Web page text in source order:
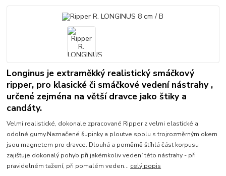
Longinus je extraměkký realistický smáčkový
ripper, pro klasické či smáčkové vedení nástrahy ,
určené zejména na větší dravce jako štiky a
candáty.
Velmi realistické, dokonale zpracované Ripper z velmi elastické a
odolné gumy.Naznačené šupinky a ploutve spolu s trojrozměrným okem
jsou magnetem pro dravce. Dlouhá a poměrně štíhlá část korpusu
zajišťuje dokonalý pohyb při jakémkoliv vedení této nástrahy - při
pravidelném tažení, při pomalém veden... celý popis